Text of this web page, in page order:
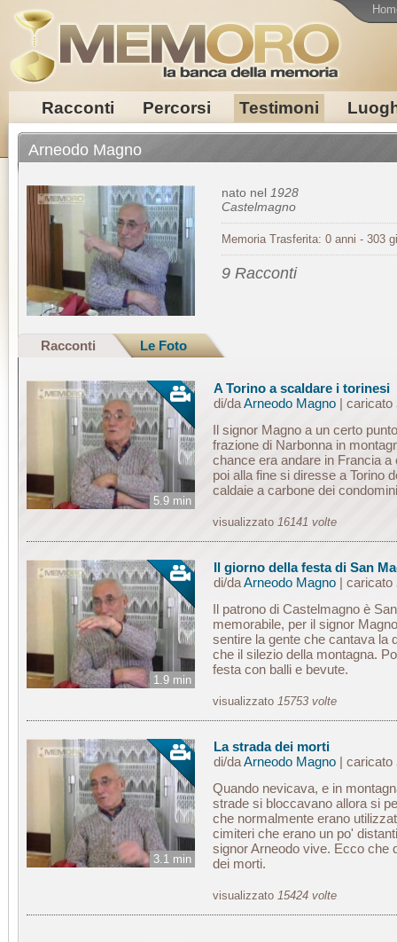
Racconti Percorsi Testimoni
Arneodo Magno
nato nel 1928
Castelmagno
Memoria Trasferita: 0 anni - 303
9 Racconti
Racconti Le Foto
5.9 min
A Torino a scaldare i torinesi
di/daArneodo Magno| caricato
Il signor Magno a un certo
frazione di Narbonna in
chance era andare in Francia
poi alla fine si diresse a Torino
caldaie a carbone dei
visualizzato 16141 volte
1.9 min
Il giorno della festa di San
di/daArneodo Magno| caricato
Il patrono di Castelmagno è
memorabile, per il signor
sentire la gente che cantava la
che il silezio della montagna.
festa con balli e bevute.
visualizzato 15753 volte
3.1 min
La strada dei morti
di/daArneodo Magno| caricato
Quando nevicava, e in
strade si bloccavano allora si
che normalmente erano
cimiteri che erano un po'
signor Arneodo vive. Ecco che
dei morti.
visualizzato 15424 volte